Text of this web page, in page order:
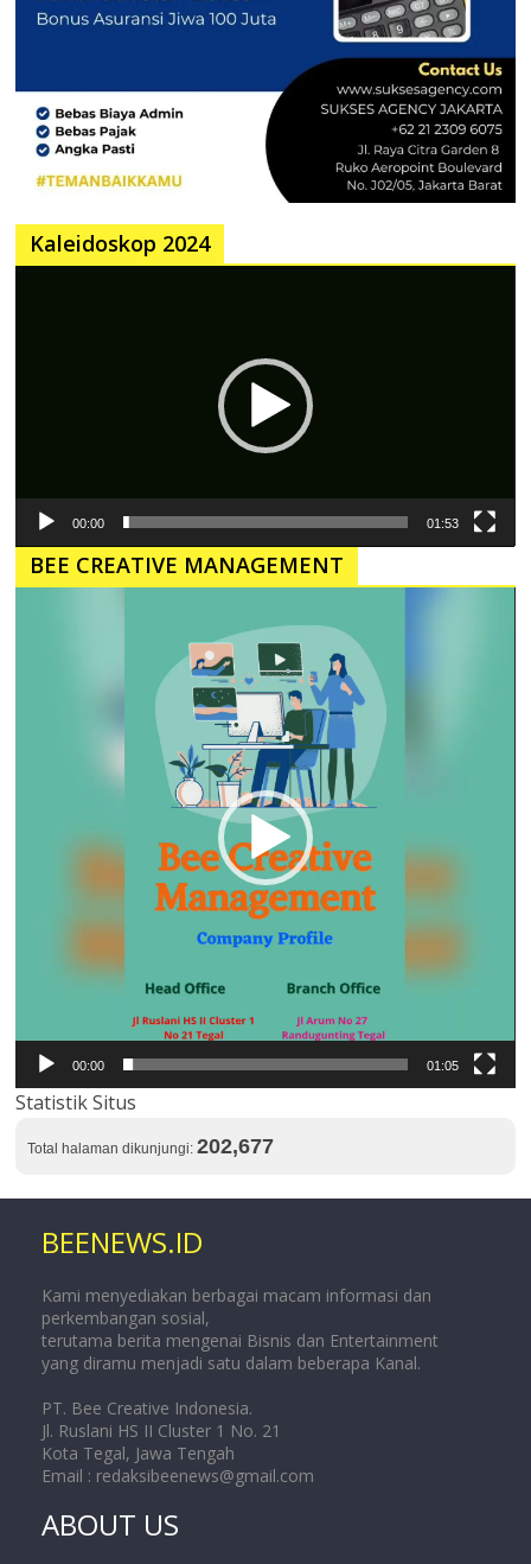
Kaleidoskop 2024
00:00 01:53
BEE CREATIVE MANAGEMENT
00:00 01:05
Statistik Situs
Total halaman dikunjungi:202,677
BEENEWS.ID
Kami menyediakan berbagai macam informasi dan
perkembangan sosial,
terutama berita mengenai Bisnis dan Entertainment
yang diramu menjadi satu dalam beberapa Kanal.
PT. Bee Creative Indonesia.
Jl. Ruslani HS II Cluster 1 No. 21
Kota Tegal, Jawa Tengah
Email : redaksibeenews@gmail.com
ABOUT US